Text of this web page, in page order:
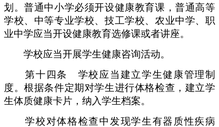
划。普通中小学必须开设健康教育课，普通高等
学校、中等专业学校、技工学校、农业中学、职
业中学应当开设健康教育选修课或者讲座。
学校应当开展学生健康咨询活动。
第十四条 学校应当建立学生健康管理制
度。根据条件定期对学生进行体格检查，建立学
生体质健康卡片，纳入学生档案。
学校对体格检查中发现学生有器质性疾病